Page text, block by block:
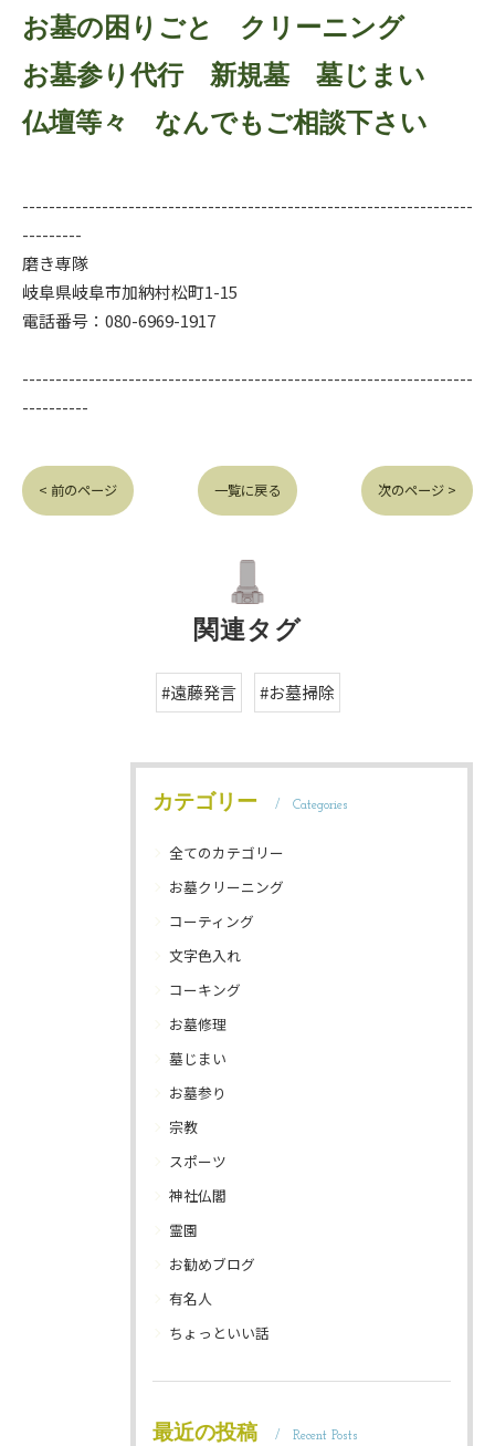
お墓の困りごと クリーニング
お墓参り代行 新規墓 墓じまい
仏壇等々 なんでもご相談下さい
--------------------------------------------------------------------
---------
磨き専隊
岐阜県岐阜市加納村松町1-15
電話番号：080-6969-1917
--------------------------------------------------------------------
----------
< 前のページ 一覧に戻る 次のページ >
関連タグ
#遠藤発言 #お墓掃除
カテゴリー Categories
全てのカテゴリー
お墓クリーニング
コーティング
文字色入れ
コーキング
お墓修理
墓じまい
お墓参り
宗教
スポーツ
神社仏閣
霊園
お勧めブログ
有名人
ちょっといい話
最近の投稿 Recent Posts